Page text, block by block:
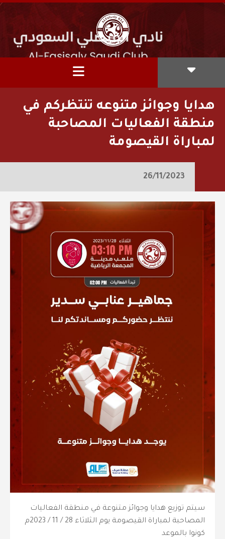
هدايا وجوائز متنوعه تنتظركم في
منطقة الفعاليات المصاحبة
لمباراة القيصومة
26/11/2023
سيتم توزيع هدايا وجوائز متنوعة في منطقة الفعاليات
المصاحبة لمباراة القيصومة يوم الثلاثاء 28 / 11 / 2023م
كونوا بالموعد